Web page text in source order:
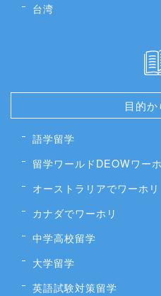
台湾
目的
語学留学
留学ワールドDEOWワー
オーストラリアでワーホリ
カナダでワーホリ
中学高校留学
大学留学
英語試験対策留学